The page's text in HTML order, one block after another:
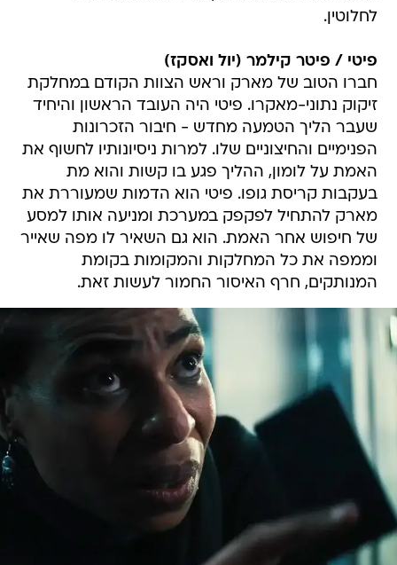
לחלוטין.
פיטי / פיטר קילמר (יול ואסקז)
חברו הטוב של מארק וראש הצוות הקודם במחלקת
זיקוק נתוני-מאקרו. פיטי היה העובד הראשון והיחיד
שעבר הליך הטמעה מחדש - חיבור הזכרונות
הפנימיים והחיצוניים שלו. למרות ניסיונותיו לחשוף את
האמת על לומון, ההליך פגע בו קשות והוא מת
בעקבות קריסת גופו. פיטי הוא הדמות שמעוררת את
מארק להתחיל לפקפק במערכת ומניעה אותו למסע
של חיפוש אחר האמת. הוא גם השאיר לו מפה שאייר
וממפה את כל המחלקות והמקומות בקומת
המנותקים, חרף האיסור החמור לעשות זאת.